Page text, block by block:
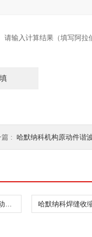
请输入计算结果（填写阿拉
篇 : 哈默纳科机构原动件谐波单